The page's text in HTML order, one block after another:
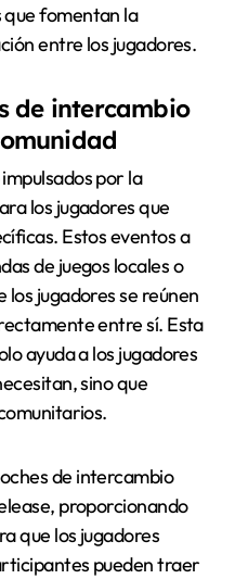
que fomentan la
entre los jugadores.
de intercambio
por la
los jugadores que
Estos eventos a
de juegos locales o
jugadores se reúnen
entre sí. Esta
ayuda a los jugadores
sino que
de intercambio
proporcionando
que los jugadores
pueden traer